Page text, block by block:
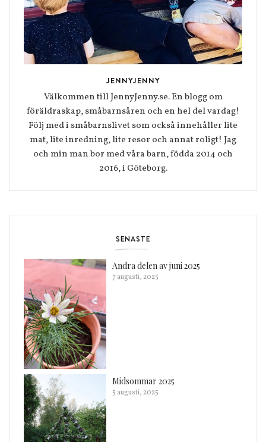
JENNYJENNY
Välkommen till JennyJenny.se. En blogg om
föräldraskap, småbarnsåren och en hel del vardag!
Följ med i småbarnslivet som också innehåller lite
mat, lite inredning, lite resor och annat roligt! Jag
och min man bor med våra barn, födda 2014 och
2016, i Göteborg.
SENASTE
Andra delen av juni 2025
7 augusti, 2025
Midsommar 2025
5 augusti, 2025